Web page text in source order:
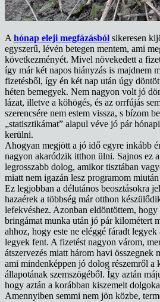
A hónap eleji megfázásból sikeresen
egyszerű, lévén betegen mentem, ami
következményét. Mivel növekedett a
így már két napos hiányzás is majdnem
fizetésből, így én két nap után úgy
héten bemegyek. Nem nagyon volt jó
lázat, illetve a köhögés, és az orrfújás
szerencsére nem estem vissza, s bízom
„statisztikámat” alapul véve jó pár
kerülni.
Ahogyan megjött a jó idő egyre inkább
nagyon akaródzik itthon ülni. Sajnos ez
legrosszabb dolog, amikor tisztában
miatt nem igazán lesz programom
Ez legjobban a délutános beosztásokra
hazaérek a többség már otthon
lefekvéshez. Azonban eldöntöttem,
bringámat munka után jó pár kilométert
ahhoz, hogy este ne eléggé fáradt
legyek fent. A fizetést nagyon várom,
átszervezés miatt három havi összegnek
ami mindenképpen jó dolog részemről a
állapotának szemszögéből. Így aztán
hogy aztán a korábban kiszemelt
Amennyiben semmi nem jön közbe,